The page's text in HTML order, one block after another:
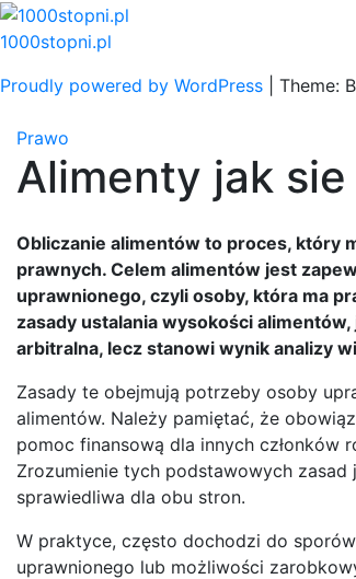
Skip
to
1000stopni.pl
Proudly powered by WordPress
Theme:
Prawo
Alimenty jak
Obliczanie alimentów to proces, który
prawnych. Celem alimentów jest
uprawnionego, czyli osoby, która ma
zasady ustalania wysokości
arbitralna, lecz stanowi wynik analizy
Zasady te obejmują potrzeby osoby
alimentów. Należy pamiętać, że
pomoc finansową dla innych członków
Zrozumienie tych podstawowych
sprawiedliwa dla obu stron.
W praktyce, często dochodzi do
uprawnionego lub możliwości